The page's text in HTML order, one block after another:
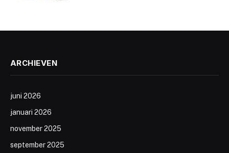
ARCHIEVEN
juni 2026
januari 2026
november 2025
september 2025